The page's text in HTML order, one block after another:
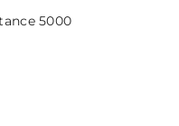
5000